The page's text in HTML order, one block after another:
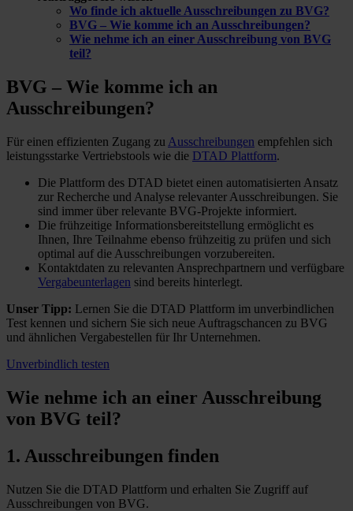
Wo finde ich aktuelle Ausschreibungen zu BVG?
BVG – Wie komme ich an Ausschreibungen?
Wie nehme ich an einer Ausschreibung von BVG
teil?
BVG – Wie komme ich an
Ausschreibungen?
Für einen effizienten Zugang zu Ausschreibungen empfehlen sich
leistungsstarke Vertriebstools wie die DTAD Plattform.
Die Plattform des DTAD bietet einen automatisierten Ansatz
zur Recherche und Analyse relevanter Ausschreibungen. Sie
sind immer über relevante BVG-Projekte informiert.
Die frühzeitige Informationsbereitstellung ermöglicht es
Ihnen, Ihre Teilnahme ebenso frühzeitig zu prüfen und sich
optimal auf die Ausschreibungen vorzubereiten.
Kontaktdaten zu relevanten Ansprechpartnern und verfügbare
Vergabeunterlagen sind bereits hinterlegt.
Unser Tipp: Lernen Sie die DTAD Plattform im unverbindlichen
Test kennen und sichern Sie sich neue Auftragschancen zu BVG
und ähnlichen Vergabestellen für Ihr Unternehmen.
Unverbindlich testen
Wie nehme ich an einer Ausschreibung
von BVG teil?
1. Ausschreibungen finden
Nutzen Sie die DTAD Plattform und erhalten Sie Zugriff auf
Ausschreibungen von BVG.